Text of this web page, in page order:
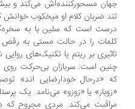
ضربان کلام او میخکوب خوانش کتاب
است که سلین با به سخره‌گرفتن
را در حالت مستی به رقص
بر ریتم یا تکنیک‌های روایی
است: سربازان بی‌حرکت روی تخت
«درحال خودارضایی اند» توصیف
یا «زوزو» می‌نامد. یک پرستار با
می‌کند. مردی مجروح که در